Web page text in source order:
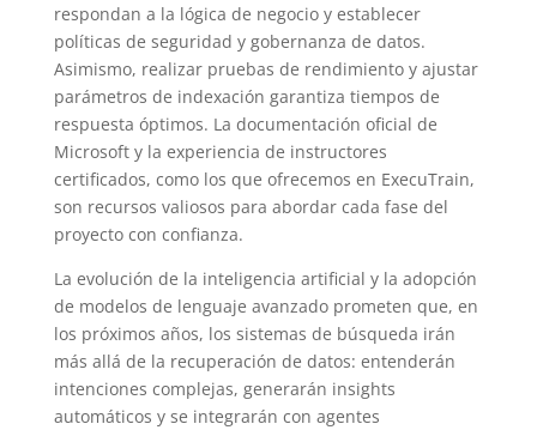
respondan a la lógica de negocio y establecer
políticas de seguridad y gobernanza de datos.
Asimismo, realizar pruebas de rendimiento y ajustar
parámetros de indexación garantiza tiempos de
respuesta óptimos. La documentación oficial de
Microsoft y la experiencia de instructores
certificados, como los que ofrecemos en ExecuTrain,
son recursos valiosos para abordar cada fase del
proyecto con confianza.
La evolución de la inteligencia artificial y la adopción
de modelos de lenguaje avanzado prometen que, en
los próximos años, los sistemas de búsqueda irán
más allá de la recuperación de datos: entenderán
intenciones complejas, generarán insights
automáticos y se integrarán con agentes